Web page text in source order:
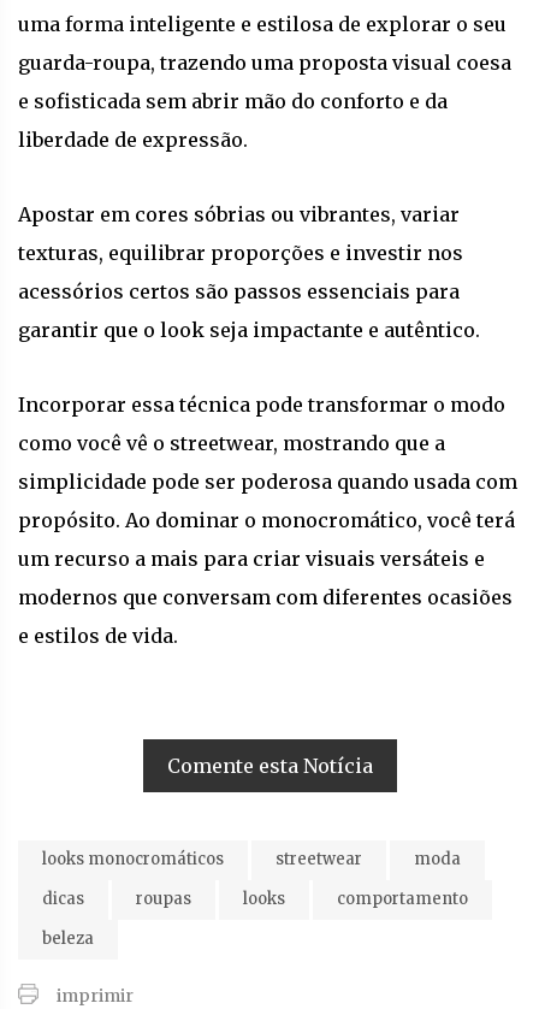
uma forma inteligente e estilosa de explorar o seu
guarda-roupa, trazendo uma proposta visual coesa
e sofisticada sem abrir mão do conforto e da
liberdade de expressão.
Apostar em cores sóbrias ou vibrantes, variar
texturas, equilibrar proporções e investir nos
acessórios certos são passos essenciais para
garantir que o look seja impactante e autêntico.
Incorporar essa técnica pode transformar o modo
como você vê o streetwear, mostrando que a
simplicidade pode ser poderosa quando usada com
propósito. Ao dominar o monocromático, você terá
um recurso a mais para criar visuais versáteis e
modernos que conversam com diferentes ocasiões
e estilos de vida.
Comente esta Notícia
looks monocromáticos streetwear
moda
dicas
roupas looks
comportamento
beleza
imprimir